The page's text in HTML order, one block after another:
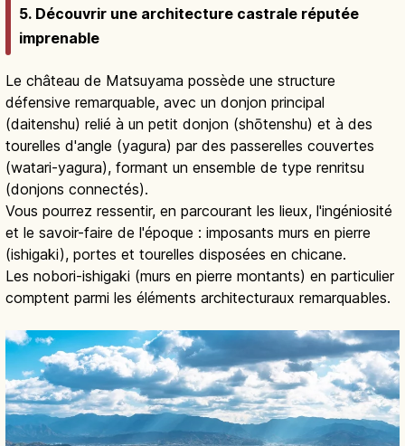
5. Découvrir une architecture castrale réputée
imprenable
Le château de Matsuyama possède une structure
défensive remarquable, avec un donjon principal
(daitenshu) relié à un petit donjon (shōtenshu) et à des
tourelles d'angle (yagura) par des passerelles couvertes
(watari-yagura), formant un ensemble de type renritsu
(donjons connectés).
Vous pourrez ressentir, en parcourant les lieux, l'ingéniosité
et le savoir-faire de l'époque : imposants murs en pierre
(ishigaki), portes et tourelles disposées en chicane.
Les nobori-ishigaki (murs en pierre montants) en particulier
comptent parmi les éléments architecturaux remarquables.